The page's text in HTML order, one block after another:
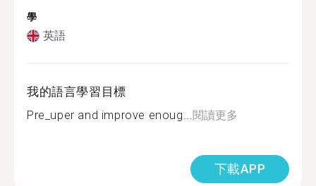
學
英語
我的語言學習目標
Pre_uper and improve enoug...閱讀更多
下載APP